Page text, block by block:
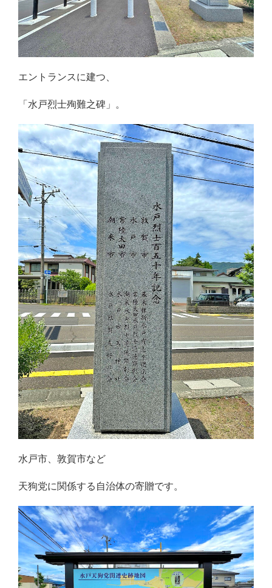
エントランスに建つ、
「水戸烈士殉難之碑」。
水戸市、敦賀市など
天狗党に関係する自治体の寄贈です。